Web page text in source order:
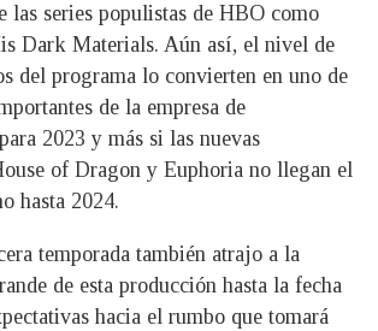
las series populistas de HBO como
Dark Materials. Aún así, el nivel de
del programa lo convierten en uno de
de la empresa de
2023 y más si las nuevas
of Dragon y Euphoria no llegan el
hasta 2024.
temporada también atrajo a la
de esta producción hasta la fecha
hacia el rumbo que tomará